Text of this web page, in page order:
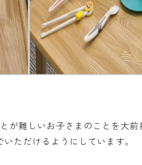
難しいお子さまのことを大前
ただけるようにしています。